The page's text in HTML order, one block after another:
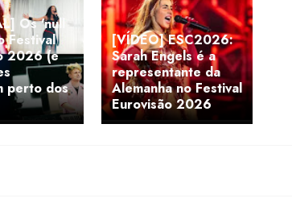
Os 'null
Festival
2026 (e
perto dos
[VÍDEO] ESC2026:
Sarah Engels é a
representante da
Alemanha no Festival
Eurovisão 2026